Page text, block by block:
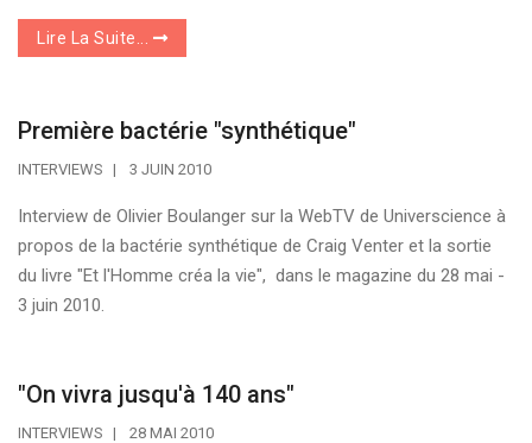
Lire La Suite...
Première bactérie "synthétique"
INTERVIEWS 3 JUIN 2010
Interview de Olivier Boulanger sur la WebTV de Universcience à
propos de la bactérie synthétique de Craig Venter et la sortie
du livre "Et l'Homme créa la vie", dans le magazine du 28 mai -
3 juin 2010.
"On vivra jusqu'à 140 ans"
INTERVIEWS 28 MAI 2010